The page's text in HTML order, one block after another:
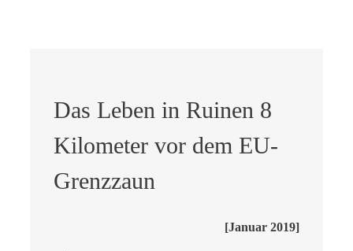
Das Leben in Ruinen 8
Kilometer vor dem EU-
Grenzzaun
[Januar 2019]